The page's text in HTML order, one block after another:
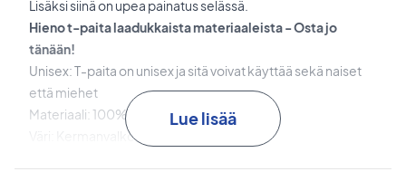
Lisäksi siinä on upea painatus selässä.
Hieno t-paita laadukkaista materiaaleista - Osta jo
tänään!
Unisex: T-paita on unisex ja sitä voivat käyttää sekä naiset
että miehet
Materiaali: 100% puuvilla
Väri: Kermanvalkoinen
Lue lisää